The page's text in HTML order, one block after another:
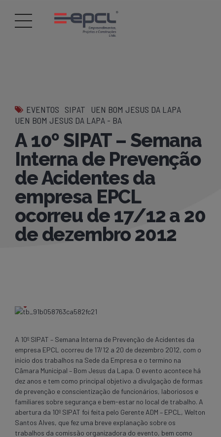
EVENTOS SIPAT
UEN BOM JESUS DA LAPA
UEN BOM JESUS DA LAPA - BA
A 10º SIPAT – Semana
Interna de Prevenção
de Acidentes da
empresa EPCL
ocorreu de 17/12 a 20
de dezembro 2012
A 10º SIPAT – Semana Interna de Prevenção de Acidentes da
empresa EPCL ocorreu de 17/12 a 20 de dezembro 2012, com o
inicio dos trabalhos na Sede da Empresa e o termino na
Câmara Municipal – Bom Jesus da Lapa. O evento acontece há
dez anos e tem como principal objetivo a divulgação de formas
de prevenção e conscientização de funcionários, laboriosos e
familiares sobre segurança e bem-estar no local de trabalho. A
abertura da 10º SIPAT foi feita pelo Gerente ADM – EPCL, Welton
Santos Alves, que fez uma breve explanação sobre os
trabalhos da comissão organizadora do evento, bem como